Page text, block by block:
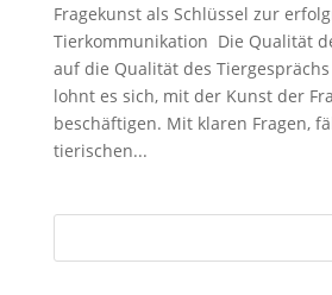
Fragekunst als Schlüssel zur
Tierkommunikation Die Qualität
auf die Qualität des
lohnt es sich, mit der Kunst der
beschäftigen. Mit klaren Fragen,
tierischen...